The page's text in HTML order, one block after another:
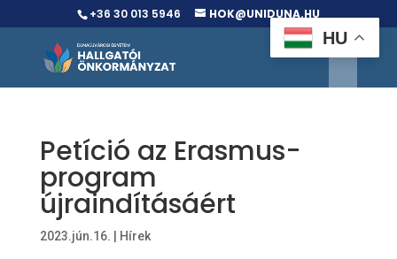
+36 30 013 5946 HOK@UNIDUNA.HU
Petíció az Erasmus-
program
újraindításáért
2023.jún.16. Hírek
HU